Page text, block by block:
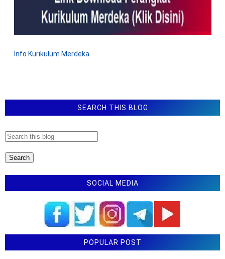
Soal Latihan Tes Seleksi Guru PPPK (Guru SD SMP
SMA SMK) Materi Pedagogik Umum Tahun 2021-2022
Soal Latihan Tes Seleksi Guru PPPK (Guru Ekonomi)
SMA SMK Tahun 2021 - 2022
Soal Latihan Tes Seleksi Guru PPPK (Guru Biologi)
Soal Latihan Tes Seleksi Guru PPPK (Guru Kimia) SMA
SMK Tahun 2021 - 2022
SMA MA SMK) Tahun 2023 - 2024 dan
Info Kurikulum Merdeka
SEARCH THIS BLOG
SOCIAL MEDIA
POPULAR POST